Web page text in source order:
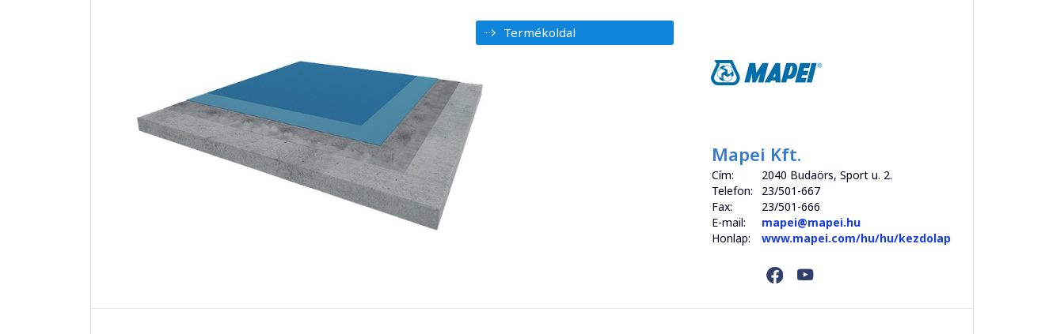
Termékoldal
Mapei Kft.
Cím:
2040 Budaörs, Sport u. 2.
Telefon:
23/501-667
Fax:
23/501-666
E-mail:
mapei@mapei.hu
Honlap:
www.mapei.com/hu/hu/kezdolap